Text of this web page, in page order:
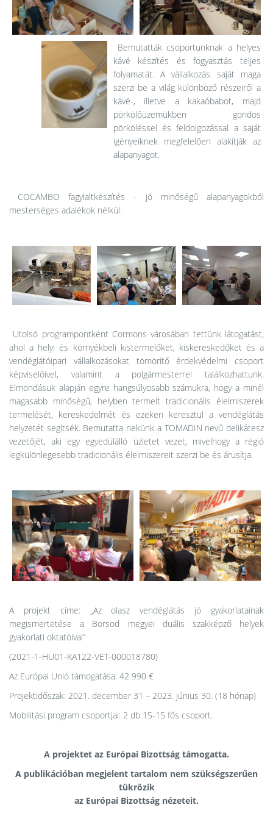
Bemutatták csoportunknak a helyes
kávé készítés és fogyasztás teljes
folyamatát. A vállalkozás saját maga
szerzi be a világ különböző részeiről a
kávé-, illetve a kakaóbabot, majd
pörkölőüzemükben gondos
pörköléssel és feldolgozással a saját
igényeiknek megfelelően alakítják az
alapanyagot.
COCAMBO fagylaltkészítés - jó minőségű alapanyagokból
mesterséges adalékok nélkül.
Utolsó programpontként Cormons városában tettünk látogatást,
ahol a helyi és környékbeli kistermelőket, kiskereskedőket és a
vendéglátóipari vállalkozásokat tömörítő érdekvédelmi csoport
képviselőivel, valamint a polgármesterrel találkozhattunk.
Elmondásuk alapján egyre hangsúlyosabb számukra, hogy a minél
magasabb minőségű, helyben termelt tradicionális élelmiszerek
termelését, kereskedelmét és ezeken keresztül a vendéglátás
helyzetét segítsék. Bemutatta nekünk a TOMADIN nevű delikátesz
vezetőjét, aki egy egyedülálló üzletet vezet, mivelhogy a régió
legkülönlegesebb tradicionális élelmiszereit szerzi be és árusítja.
A projekt címe: „Az olasz vendéglátás jó gyakorlatainak
megismertetése a Borsod megyei duális szakképző helyek
gyakorlati oktatóival”
(2021-1-HU01-KA122-VET-000018780)
Az Európai Unió támogatása: 42 990 €
Projektidőszak: 2021. december 31 – 2023. június 30. (18 hónap)
Mobilitási program csoportjai: 2 db 15-15 fős csoport.
A projektet az Európai Bizottság támogatta.
A publikációban megjelent tartalom nem szükségszerűen
tükrözik
az Európai Bizottság nézeteit.